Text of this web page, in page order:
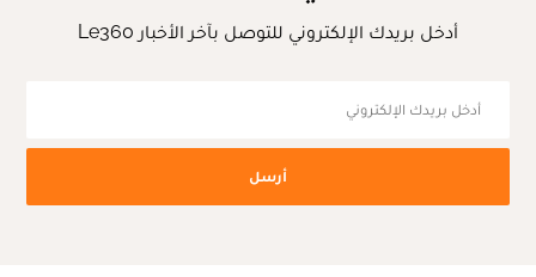
أدخل بريدك الإلكتروني للتوصل بآخر الأخبار Le360
أرسل